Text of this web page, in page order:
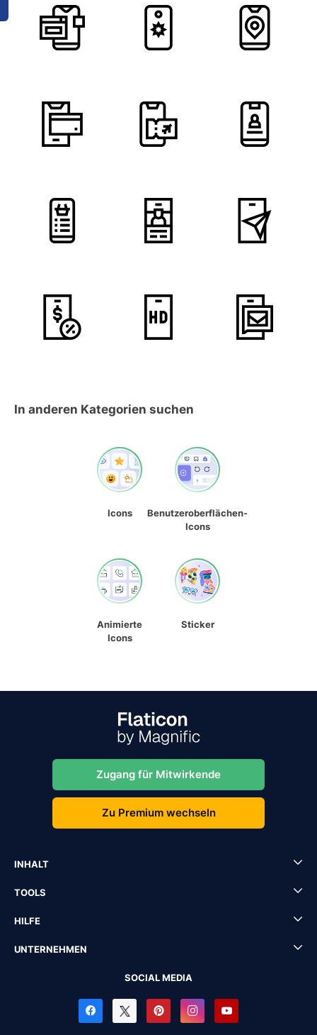
In anderen Kategorien suchen
Icons
Benutzeroberflächen-
Icons
Animierte
Icons
Sticker
Zugang für Mitwirkende
Zu Premium wechseln
INHALT
TOOLS
HILFE
UNTERNEHMEN
SOCIAL MEDIA